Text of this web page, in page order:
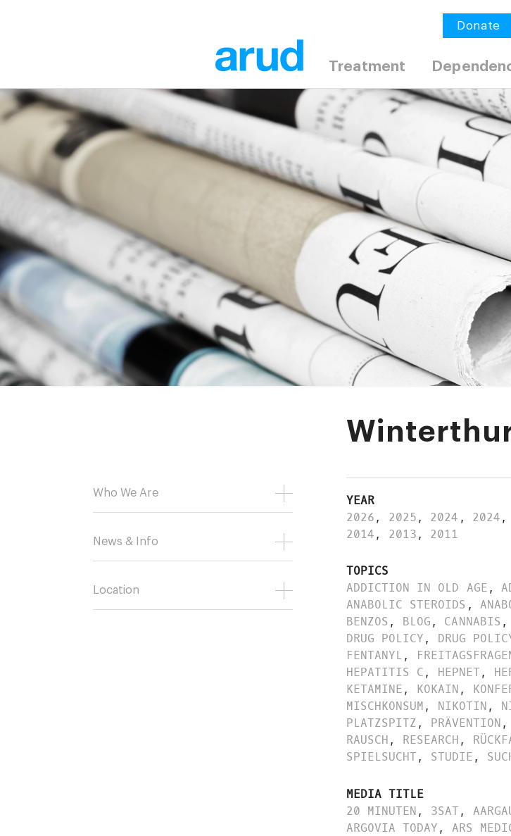
Donate
Treatment
Who We Are
News & Info
Location
YEAR
2026, 2025, 2024 , 2024,
2014, 2013, 2011
TOPICS
ADDICTION IN OLD AGE,
ANABOLIC STEROIDS ,
BENZOS , BLOG, CANNABIS ,
DRUG POLICY, DRUG
FENTANYL,
HEPATITIS C, HEPNET,
KETAMINE, KOKAIN,
MISCHKONSUM, NIKOTIN,
PLATZSPITZ, PRÄVENTION,
RAUSCH, RESEARCH,
SPIELSUCHT, STUDIE,
MEDIA TITLE
20 MINUTEN, 3SAT,
ARGOVIA TODAY, ARS